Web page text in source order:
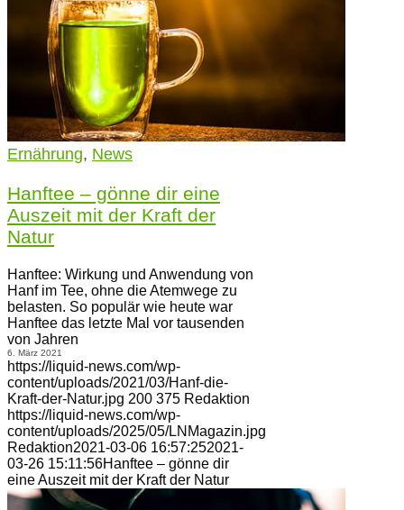
Ernährung, News
Hanftee – gönne dir eine
Auszeit mit der Kraft der
Natur
Hanftee: Wirkung und Anwendung von
Hanf im Tee, ohne die Atemwege zu
belasten. So populär wie heute war
Hanftee das letzte Mal vor tausenden
von Jahren
6. März 2021
https://liquid-news.com/wp-
content/uploads/2021/03/Hanf-die-
Kraft-der-Natur.jpg 200 375 Redaktion
https://liquid-news.com/wp-
content/uploads/2025/05/LNMagazin.jpg
Redaktion2021-03-06 16:57:252021-
03-26 15:11:56Hanftee – gönne dir
eine Auszeit mit der Kraft der Natur